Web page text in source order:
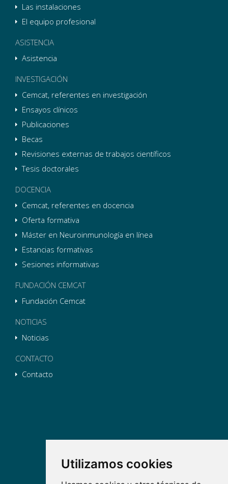
Utilizamos cookies
Las instalaciones
El equipo profesional
ASISTENCIA
Asistencia
INVESTIGACIÓN
Cemcat, referentes en investigación
Ensayos clínicos
Publicaciones
Becas
Revisiones externas de trabajos científicos
Tesis doctorales
DOCENCIA
Cemcat, referentes en docencia
Oferta formativa
Máster en Neuroinmunología en línea
Estancias formativas
Sesiones informativas
FUNDACIÓN CEMCAT
Fundación Cemcat
NOTICIAS
Noticias
CONTACTO
Contacto